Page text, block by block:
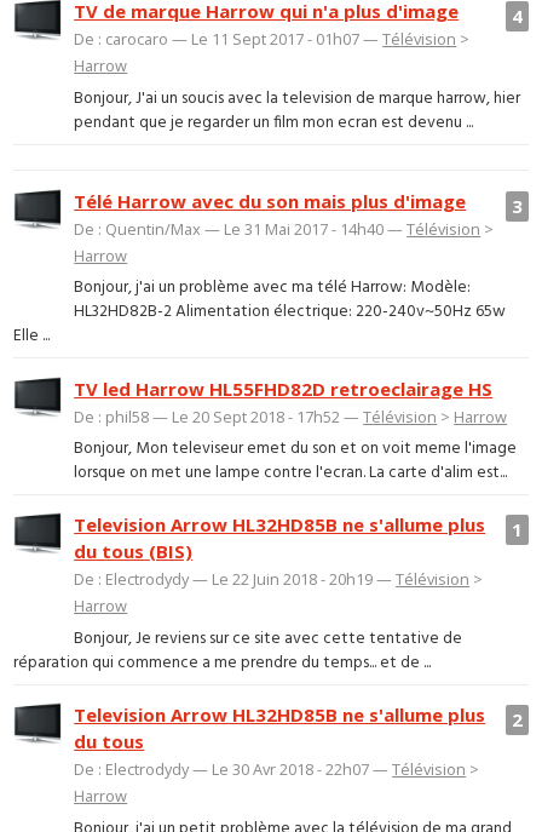
4
TV de marque Harrow qui n'a plus d'image
De : carocaro — Le 11 Sept 2017 - 01h07 —Télévision >
Harrow
Bonjour, J'ai un soucis avec la television de marque harrow, hier
pendant que je regarder un film mon ecran est devenu ...
3
Télé Harrow avec du son mais plus d'image
De : Quentin/Max — Le 31 Mai 2017 - 14h40 —Télévision >
Harrow
Bonjour, j'ai un problème avec ma télé Harrow: Modèle:
HL32HD82B-2 Alimentation électrique: 220-240v~50Hz 65w
Elle ...
TV led Harrow HL55FHD82D retroeclairage HS
De : phil58 — Le 20 Sept 2018 - 17h52 —Télévision > Harrow
Bonjour, Mon televiseur emet du son et on voit meme l'image
lorsque on met une lampe contre l'ecran. La carte d'alim est...
1
Television Arrow HL32HD85B ne s'allume plus
du tous (BIS)
De : Electrodydy — Le 22 Juin 2018 - 20h19 —Télévision >
Harrow
Bonjour, Je reviens sur ce site avec cette tentative de
réparation qui commence a me prendre du temps... et de ...
2
Television Arrow HL32HD85B ne s'allume plus
du tous
De : Electrodydy — Le 30 Avr 2018 - 22h07 —Télévision >
Harrow